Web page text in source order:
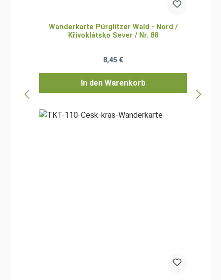
Wanderkarte Pürglitzer Wald - Nord /
Křivoklátsko Sever / Nr. 88
Regulärer Preis:
8,45 €
In den Warenkorb